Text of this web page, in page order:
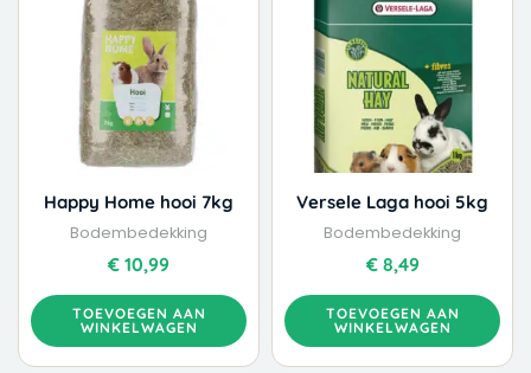
Happy Home hooi 7kg
Bodembedekking
€ 10,99
TOEVOEGEN AAN
WINKELWAGEN
Versele Laga hooi 5kg
Bodembedekking
€8,49
TOEVOEGEN AAN
WINKELWAGEN